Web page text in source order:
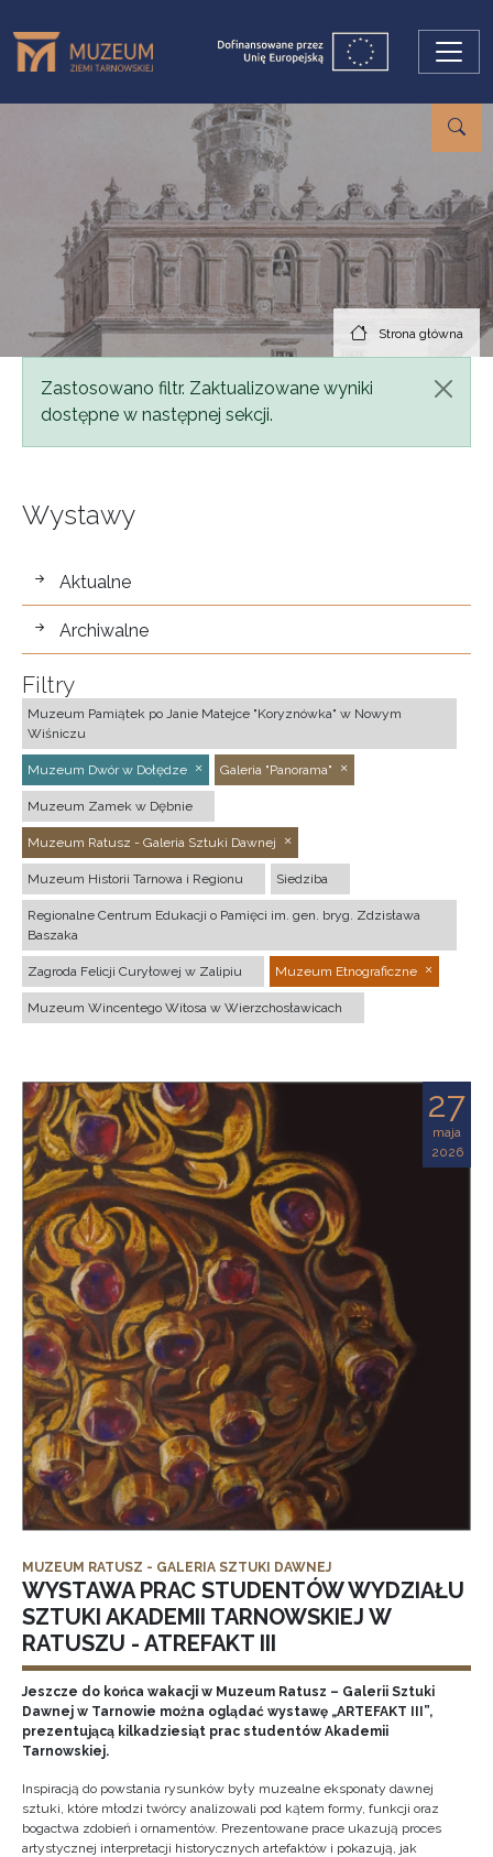
Strona główna
Komunikat
Zastosowano filtr. Zaktualizowane wyniki
dostępne w następnej sekcji.
Wystawy
wystawy
Aktualne
Archiwalne
Filtry
Muzeum Pamiątek po Janie Matejce "Koryznówka" w Nowym
Wiśniczu
Muzeum Dwór w Dołędze Galeria "Panorama"
Muzeum Zamek w Dębnie
Muzeum Ratusz - Galeria Sztuki Dawnej
Muzeum Historii Tarnowa i Regionu Siedziba
Regionalne Centrum Edukacji o Pamięci im. gen. bryg. Zdzisława
Baszaka
Zagroda Felicji Curyłowej w Zalipiu Muzeum Etnograficzne
Muzeum Wincentego Witosa w Wierzchosławicach
27
maja
2026
MUZEUM RATUSZ - GALERIA SZTUKI DAWNEJ
WYSTAWA PRAC STUDENTÓW WYDZIAŁU
SZTUKI AKADEMII TARNOWSKIEJ W
RATUSZU - ATREFAKT III
Jeszcze do końca wakacji w Muzeum Ratusz – Galerii Sztuki
Dawnej w Tarnowie można oglądać wystawę „ARTEFAKT III”,
prezentującą kilkadziesiąt prac studentów Akademii
Tarnowskiej.
Inspiracją do powstania rysunków były muzealne eksponaty dawnej
sztuki, które młodzi twórcy analizowali pod kątem formy, funkcji oraz
bogactwa zdobień i ornamentów. Prezentowane prace ukazują proces
artystycznej interpretacji historycznych artefaktów i pokazują, jak